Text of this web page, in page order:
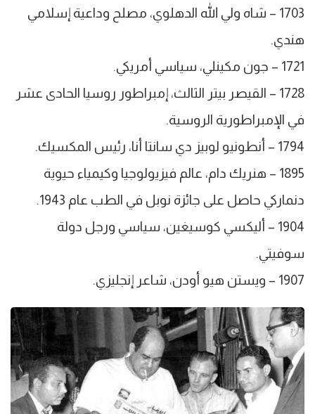
1703 – شاه ولي الله الدهلوي، مصلح وداعية إسلامي
هندي.
1721 – جون مكينلي، سياسي أمريكي.
1728 – القيصر بيتر الثالث، إمبراطور روسيا الحادى عشر
في الإمبراطورية الروسية.
1794 – أنطونيو لوبيز دي سانتا أنا، رئيس المكسيك.
1895 – هنريك دام، عالم فيزيولوجيا وكيمياء حيوية
دنماركي حاصل على جائزة نوبل في الطب عام 1943.
1904 – أليكسي كوسيغين، سياسي ورجل دولة
سوفيتي.
1907 – ويستن هيو أودن، شاعر إنجليزي.